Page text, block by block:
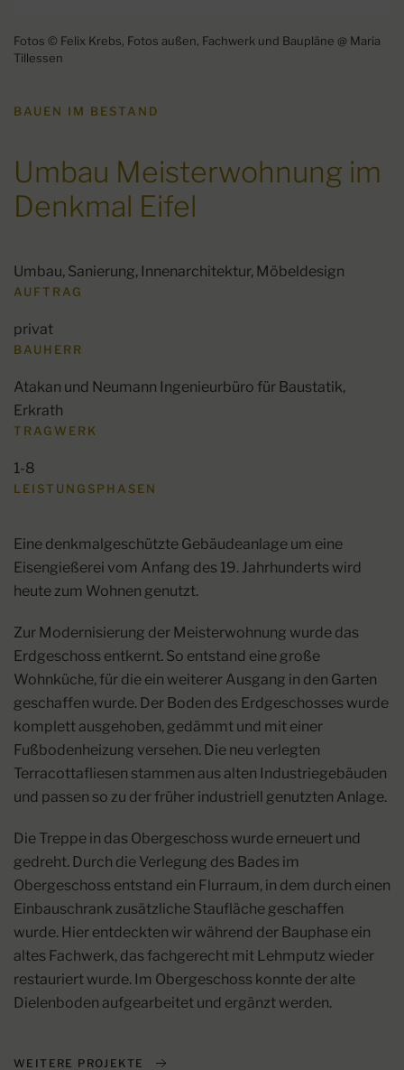
Fotos © Felix Krebs, Fotos außen, Fachwerk und Baupläne @ Maria
Tillessen
BAUEN IM BESTAND
Umbau Meisterwohnung im
Denkmal Eifel
Umbau, Sanierung, Innenarchitektur, Möbeldesign
AUFTRAG
privat
BAUHERR
Atakan und Neumann Ingenieurbüro für Baustatik,
Erkrath
TRAGWERK
1-8
LEISTUNGSPHASEN
Eine denkmalgeschützte Gebäudeanlage um eine
Eisengießerei vom Anfang des 19. Jahrhunderts wird
heute zum Wohnen genutzt.
Zur Modernisierung der Meisterwohnung wurde das
Erdgeschoss entkernt. So entstand eine große
Wohnküche, für die ein weiterer Ausgang in den Garten
geschaffen wurde. Der Boden des Erdgeschosses wurde
komplett ausgehoben, gedämmt und mit einer
Fußbodenheizung versehen. Die neu verlegten
Terracottafliesen stammen aus alten Industriegebäuden
und passen so zu der früher industriell genutzten Anlage.
Die Treppe in das Obergeschoss wurde erneuert und
gedreht. Durch die Verlegung des Bades im
Obergeschoss entstand ein Flurraum, in dem durch einen
Einbauschrank zusätzliche Staufläche geschaffen
wurde. Hier entdeckten wir während der Bauphase ein
altes Fachwerk, das fachgerecht mit Lehmputz wieder
restauriert wurde. Im Obergeschoss konnte der alte
Dielenboden aufgearbeitet und ergänzt werden.
WEITERE PROJEKTE